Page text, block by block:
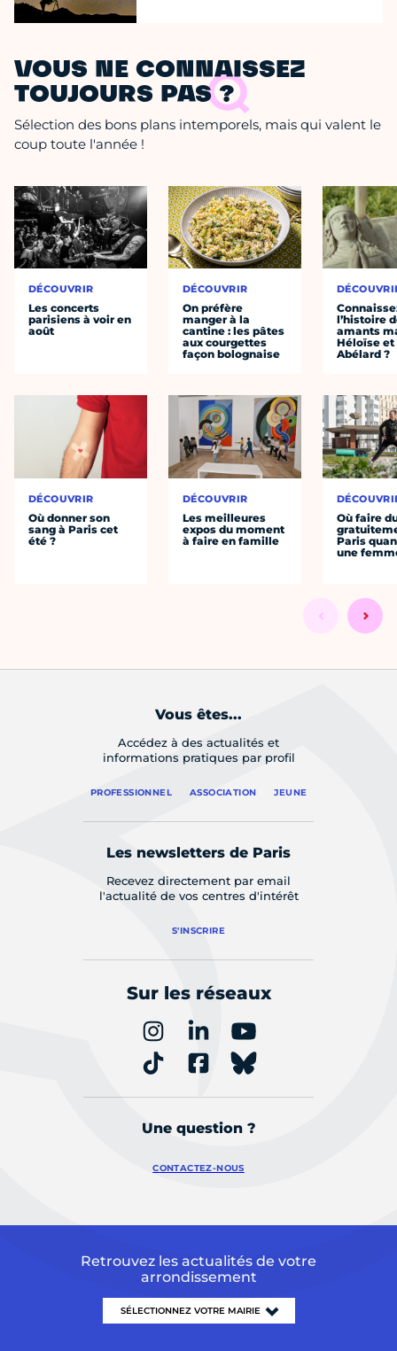
VOUS NE CONNAISSEZ
TOUJOURS PAS ?
Sélection des bons plans intemporels, mais qui valent le
coup toute l'année !
DÉCOUVRIR
Les concerts
parisiens à voir en
août
DÉCOUVRIR
Où donner son
sang à Paris cet
été ?
DÉCOUVRIR
On préfère
manger à la
cantine : les pâtes
aux courgettes
façon bolognaise
DÉCOUVRIR
Les meilleures
expos du moment
à faire en famille
l’histoire
amants
Héloïse et
Abélard ?
Où faire
Paris
une
Vous êtes...
Accédez à des actualités et
informations pratiques par profil
PROFESSIONNEL ASSOCIATION JEUNE
Les newsletters de Paris
Recevez directement par email
l'actualité de vos centres d'intérêt
S'INSCRIRE
Sur les réseaux
Une question ?
CONTACTEZ-NOUS
Retrouvez les actualités de votre
arrondissement